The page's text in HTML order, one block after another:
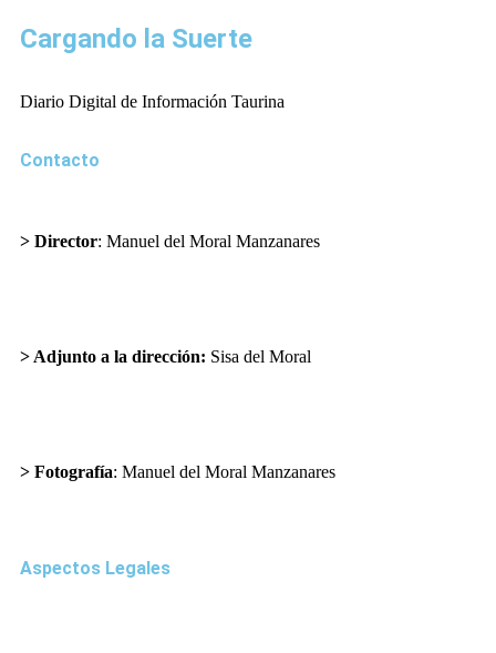
Cargando la Suerte
Diario Digital de Información Taurina
Contacto
> Director: Manuel del Moral Manzanares
> Adjunto a la dirección: Sisa del Moral
> Fotografía: Manuel del Moral Manzanares
Aspectos Legales